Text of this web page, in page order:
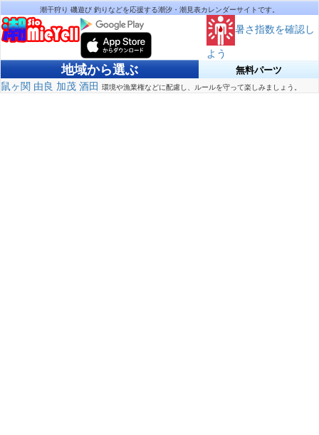
潮干狩り 磯遊び 釣りなどを応援する潮汐・潮見表カレンダーサイトです。
暑さ指数を確認し
よう
地域から選ぶ 無料パーツ
鼠ヶ関 由良 加茂 酒田 環境や漁業権などに配慮し、ルールを守って楽しみましょう。